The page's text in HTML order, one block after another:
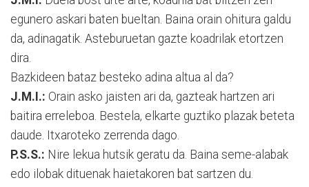
egunero askari baten bueltan. Baina orain ohitura galdu
da, adinagatik. Asteburuetan gazte koadrilak etortzen
dira.
Bazkideen bataz besteko adina altua al da?
J.M.I.: Orain asko jaisten ari da, gazteak hartzen ari
baitira erreleboa. Bestela, elkarte guztiko plazak beteta
daude. Itxaroteko zerrenda dago.
P.S.S.: Nire lekua hutsik geratu da. Baina seme-alabak
edo ilobak dituenak haietakoren bat sartzen du.